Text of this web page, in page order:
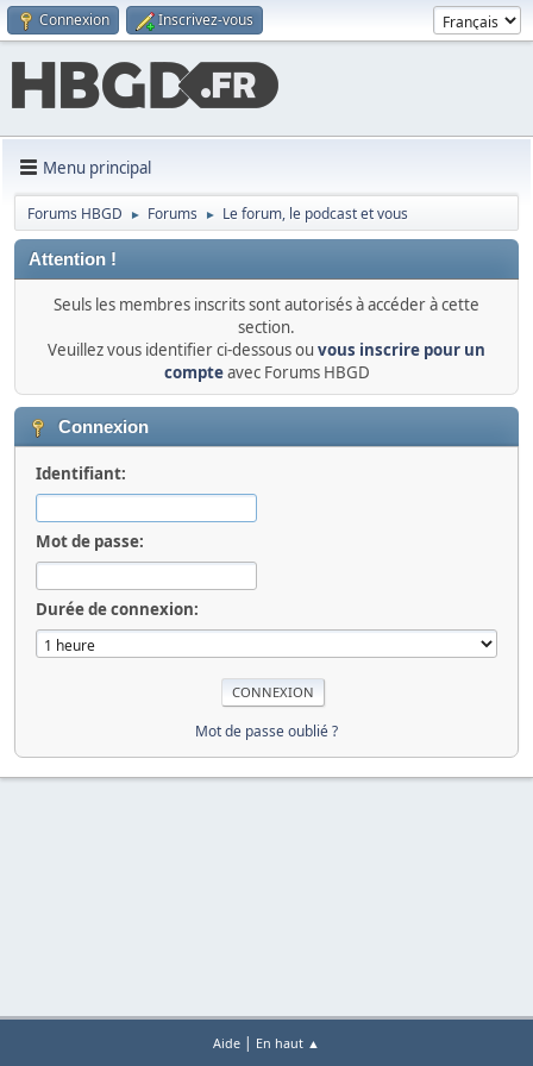
Connexion Inscrivez-vous
Menu principal
Forums HBGD ► Forums ► Le forum, le podcast et vous
Attention !
Seuls les membres inscrits sont autorisés à accéder à cette
section.
Veuillez vous identifier ci-dessous ou vous inscrire pour un
compteavec Forums HBGD
Connexion
Identifiant:
Mot de passe:
Durée de connexion:
Mot de passe oublié ?
Aide | En haut ▲